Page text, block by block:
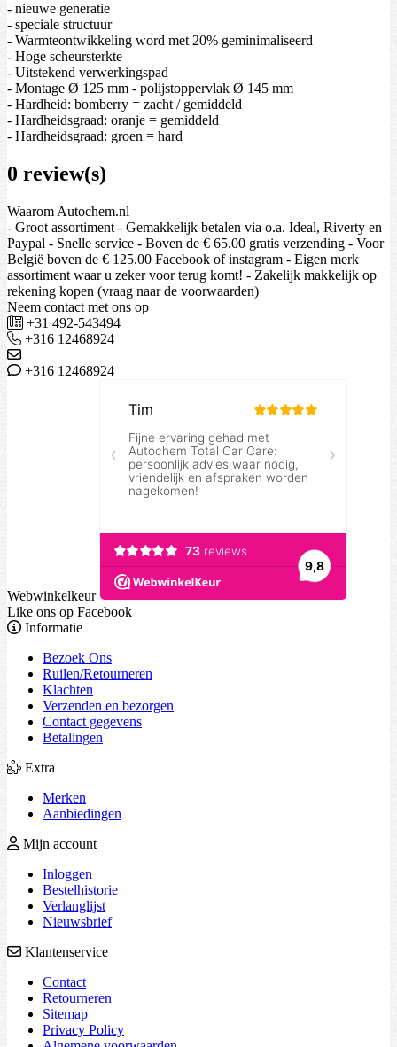
- nieuwe generatie
- speciale structuur
- Warmteontwikkeling word met 20% geminimaliseerd
- Hoge scheursterkte
- Uitstekend verwerkingspad
- Montage Ø 125 mm - polijstoppervlak Ø 145 mm
- Hardheid: bomberry = zacht / gemiddeld
- Hardheidsgraad: oranje = gemiddeld
- Hardheidsgraad: groen = hard
0 review(s)
Waarom Autochem.nl
- Groot assortiment - Gemakkelijk betalen via o.a. Ideal, Riverty en
Paypal - Snelle service - Boven de € 65.00 gratis verzending - Voor
België boven de € 125.00 Facebook of instagram - Eigen merk
assortiment waar u zeker voor terug komt! - Zakelijk makkelijk op
rekening kopen (vraag naar de voorwaarden)
Neem contact met ons op
+31 492-543494
+316 12468924
+316 12468924
Webwinkelkeur
Like ons op Facebook
Informatie
Bezoek Ons
Ruilen/Retourneren
Klachten
Verzenden en bezorgen
Contact gegevens
Betalingen
Extra
Merken
Aanbiedingen
Mijn account
Inloggen
Bestelhistorie
Verlanglijst
Nieuwsbrief
Klantenservice
Contact
Retourneren
Sitemap
Privacy Policy